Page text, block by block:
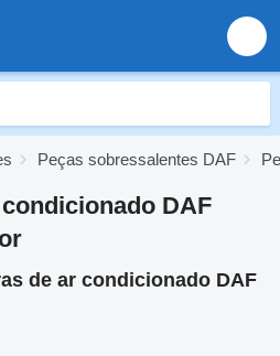
Peças sobressalentes DAF
DAF
de ar condicionado DAF